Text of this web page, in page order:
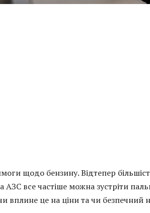
щодо бензину. Відтепер
АЗС все частіше можна зустріти
вплине це на ціни та чи безпечний